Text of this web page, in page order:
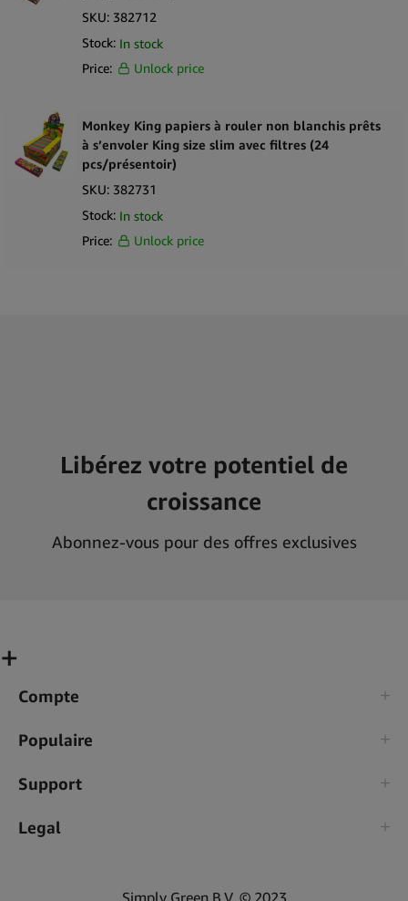
SKU: 382712
Stock: In stock
Price:
Unlock price
Monkey King papiers à rouler non blanchis prêts
à s’envoler King size slim avec filtres (24
pcs/présentoir)
SKU: 382731
Stock: In stock
Price:
Unlock price
Libérez votre potentiel de
croissance
Abonnez-vous pour des offres exclusives
Compte
Populaire
Support
Legal
Simply Green B.V. © 2023